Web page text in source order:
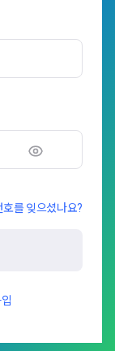
호를 잊으셨나요?